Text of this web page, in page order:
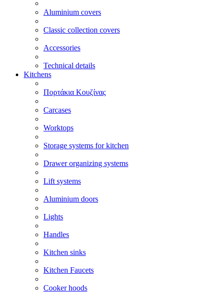
Aluminium covers
Classic collection covers
Accessories
Technical details
Kitchens
Πορτάκια Κουζίνας
Carcases
Worktops
Storage systems for kitchen
Drawer organizing systems
Lift systems
Aluminium doors
Lights
Handles
Kitchen sinks
Kitchen Faucets
Cooker hoods